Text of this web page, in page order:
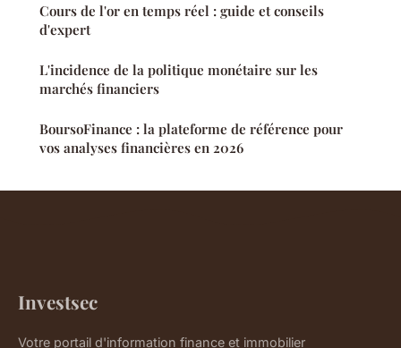
Cours de l'or en temps réel : guide et conseils
d'expert
L'incidence de la politique monétaire sur les
marchés financiers
BoursoFinance : la plateforme de référence pour
vos analyses financières en 2026
Investsec
Votre portail d'information finance et immobilier